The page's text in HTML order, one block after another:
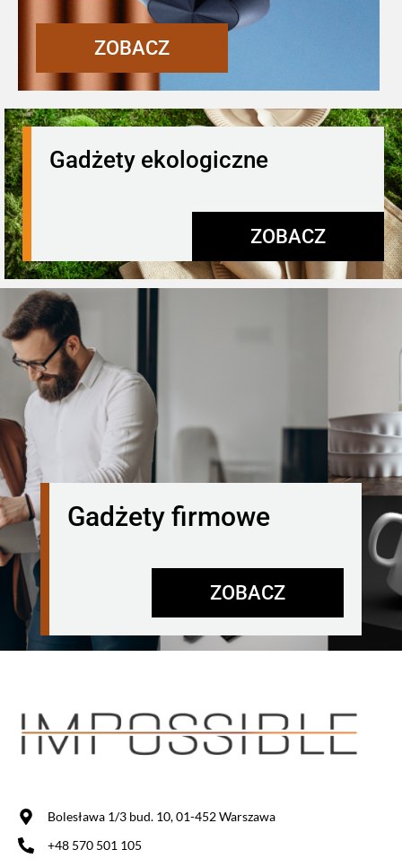
ZOBACZ
Gadżety ekologiczne
ZOBACZ
Gadżety firmowe
ZOBACZ
Bolesława 1/3 bud. 10, 01-452 Warszawa
+48 570 501 105